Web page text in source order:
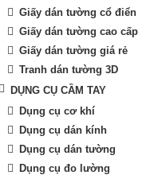
Giấy dán tường cổ điển
Giấy dán tường cao cấp
Giấy dán tường giá rẻ
Tranh dán tường 3D
DỤNG CỤ CẦM TAY
Dụng cụ cơ khí
Dụng cụ dán kính
Dụng cụ dán tường
Dụng cụ đo lường